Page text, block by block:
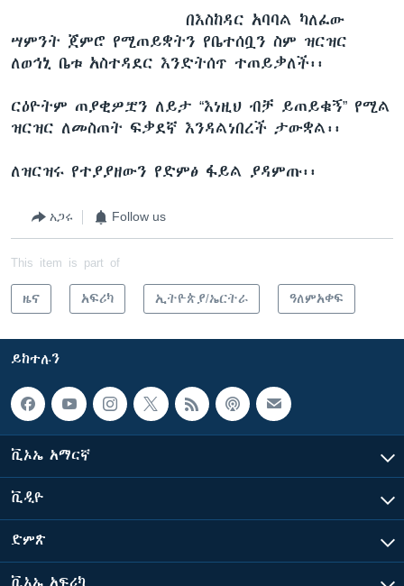
በእስከዳር አባባል ካለፈው
ሣምንት ጀምሮ የሚጠይቋትን የቤተሰቧን ስም ዝርዝር
ለወኅኒ ቤቱ አስተዳደር እንድትሰጥ ተጠይቃለች፡፡
ርዕዮትም ጠያቂዎቿን ለይታ “እነዚህ ብቻ ይጠይቁኝ” የሚል
ዝርዝር ለመስጠት ፍቃደኛ እንዳልነበረች ታውቋል፡፡
ለዝርዝሩ የተያያዘውን የድምፅ ፋይል ያዳምጡ፡፡
አጋሩ Follow us
This item is part of
ዜና አፍሪካ ኢትዮጵያ/ኤርትራ ዓለምአቀፍ
ይከተሉን
ቪኦኤ አማርኛ
ቪዲዮ
ድምጽ
ቪኦኤ አፍሪካ